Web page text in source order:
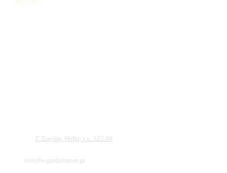
Γ. Σεφέρη, Θήβα, τ.κ. 322 00
info@e-gardenstore.gr